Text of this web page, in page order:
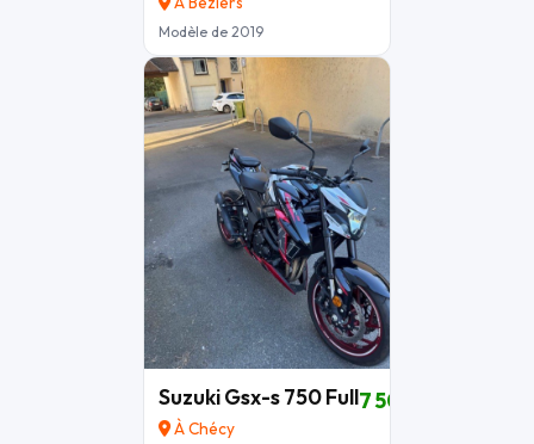
Modèle de 2019
Suzuki Gsx-s 750 Full
À Chécy
7 500 €